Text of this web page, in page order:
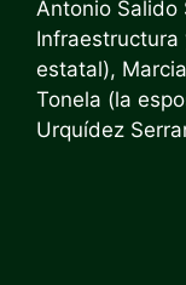
Antonio Salido
Infraestructura
estatal),
Tonela (la
Urquídez